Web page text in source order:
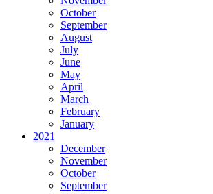
October
September
August
July
June
May
April
March
February
January
2021
December
November
October
September